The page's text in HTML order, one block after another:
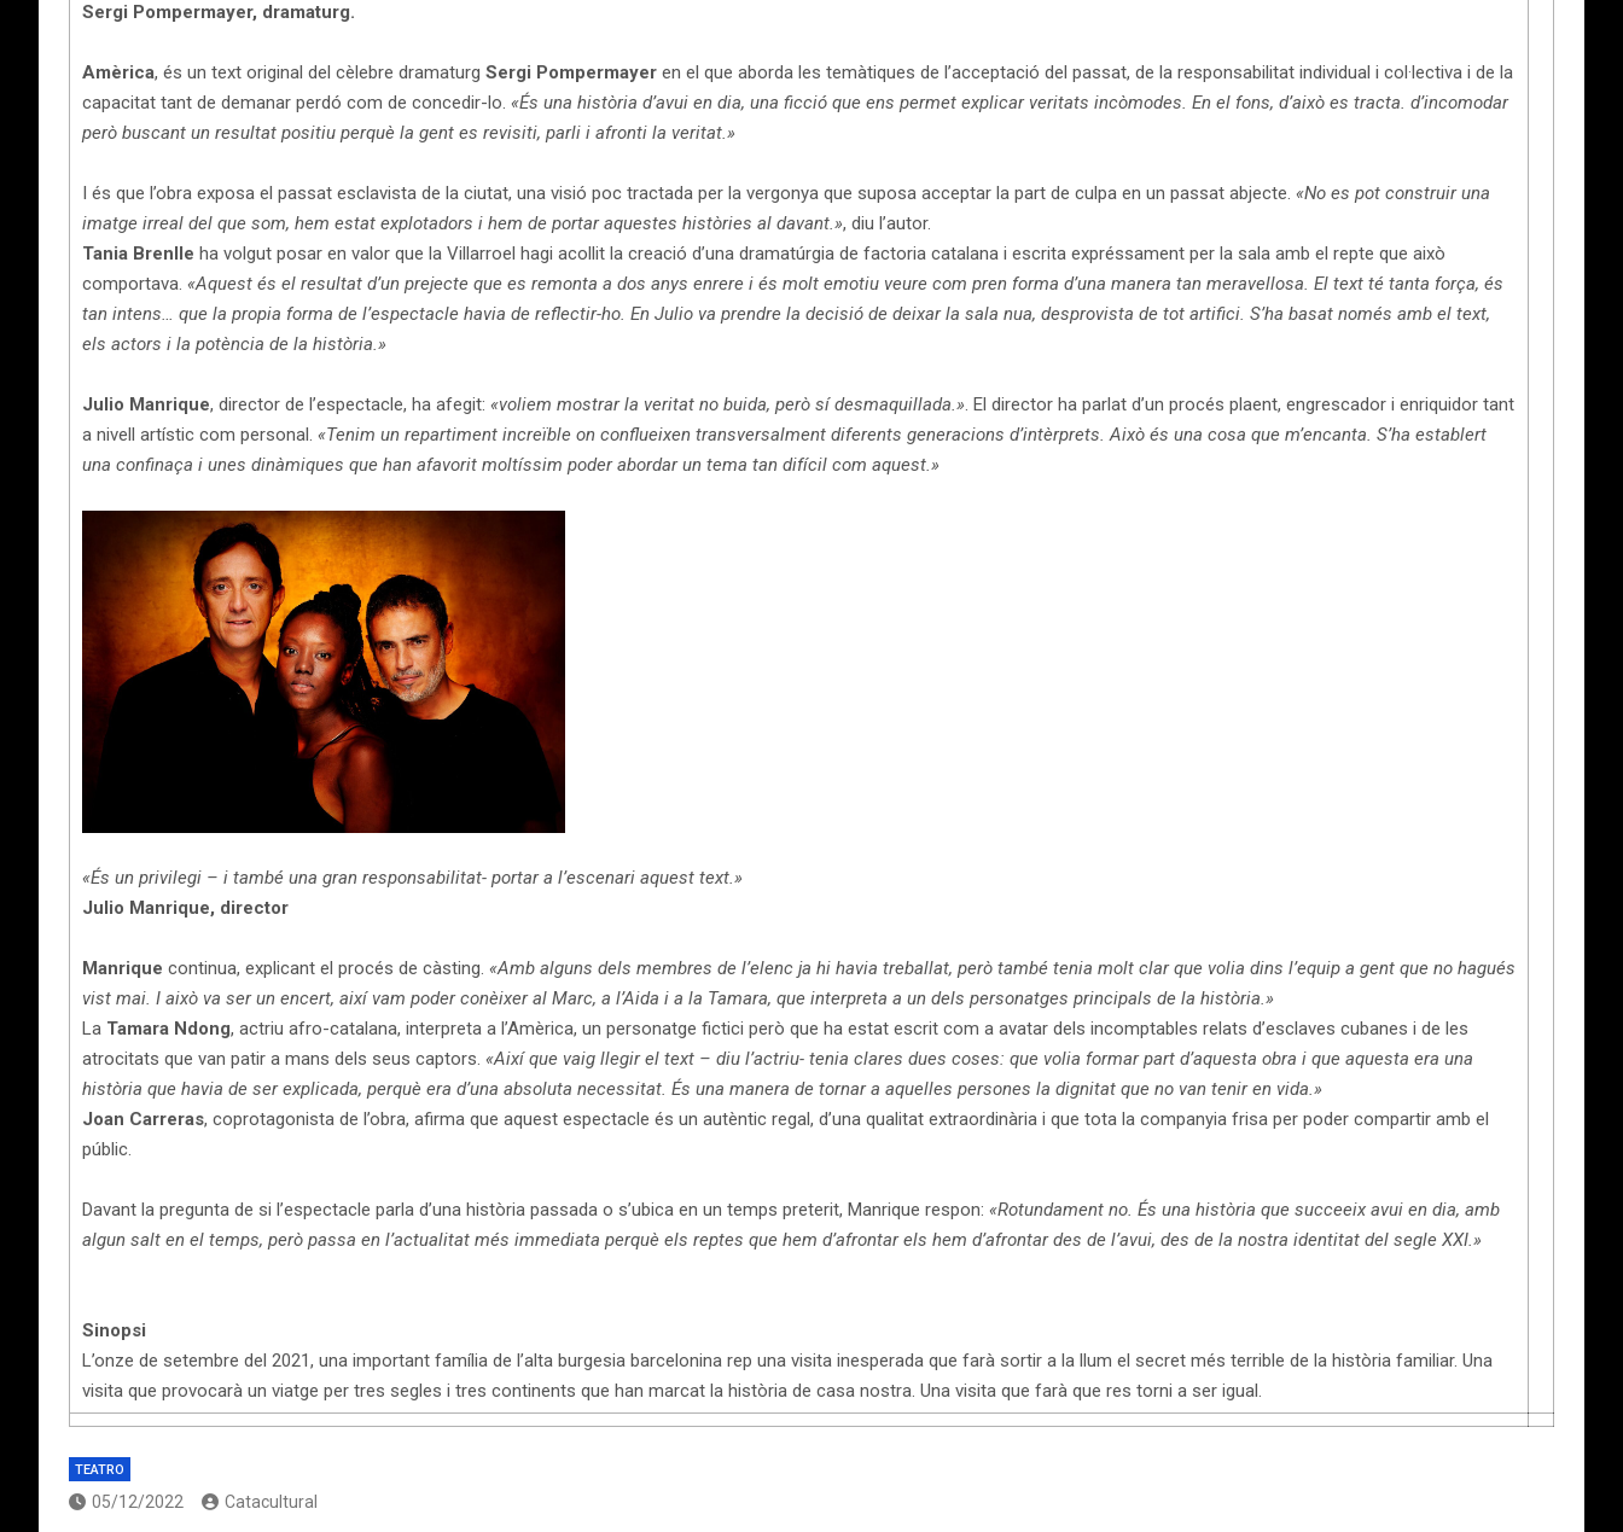
Sergi Pompermayer, dramaturg.
Amèrica, és un text original del cèlebre dramaturg Sergi Pompermayer en el que aborda les temàtiques de l’acceptació del passat, de la responsabilitat individual i col·lectiva i de la
capacitat tant de demanar perdó com de concedir-lo. «És una història d’avui en dia, una ficció que ens permet explicar veritats incòmodes. En el fons, d’això es tracta. d’incomodar
però buscant un resultat positiu perquè la gent es revisiti, parli i afronti la veritat.»
I és que l’obra exposa el passat esclavista de la ciutat, una visió poc tractada per la vergonya que suposa acceptar la part de culpa en un passat abjecte. «No es pot construir una
imatge irreal del que som, hem estat explotadors i hem de portar aquestes històries al davant.», diu l’autor.
Tania Brenlle ha volgut posar en valor que la Villarroel hagi acollit la creació d’una dramatúrgia de factoria catalana i escrita expréssament per la sala amb el repte que això
comportava. «Aquest és el resultat d’un prejecte que es remonta a dos anys enrere i és molt emotiu veure com pren forma d’una manera tan meravellosa. El text té tanta força, és
tan intens… que la propia forma de l’espectacle havia de reflectir-ho. En Julio va prendre la decisió de deixar la sala nua, desprovista de tot artifici. S’ha basat només amb el text,
els actors i la potència de la història.»
Julio Manrique, director de l’espectacle, ha afegit: «voliem mostrar la veritat no buida, però sí desmaquillada.». El director ha parlat d’un procés plaent, engrescador i enriquidor tant
a nivell artístic com personal. «Tenim un repartiment increïble on conflueixen transversalment diferents generacions d’intèrprets. Això és una cosa que m’encanta. S’ha establert
una confinaça i unes dinàmiques que han afavorit moltíssim poder abordar un tema tan difícil com aquest.»
«És un privilegi – i també una gran responsabilitat- portar a l’escenari aquest text.»
Julio Manrique, director
Manrique continua, explicant el procés de càsting. «Amb alguns dels membres de l’elenc ja hi havia treballat, però també tenia molt clar que volia dins l’equip a gent que no hagués
vist mai. I això va ser un encert, així vam poder conèixer al Marc, a l’Aida i a la Tamara, que interpreta a un dels personatges principals de la història.»
La Tamara Ndong, actriu afro-catalana, interpreta a l’Amèrica, un personatge fictici però que ha estat escrit com a avatar dels incomptables relats d’esclaves cubanes i de les
atrocitats que van patir a mans dels seus captors. «Així que vaig llegir el text – diu l’actriu- tenia clares dues coses: que volia formar part d’aquesta obra i que aquesta era una
història que havia de ser explicada, perquè era d’una absoluta necessitat. És una manera de tornar a aquelles persones la dignitat que no van tenir en vida.»
Joan Carreras, coprotagonista de l’obra, afirma que aquest espectacle és un autèntic regal, d’una qualitat extraordinària i que tota la companyia frisa per poder compartir amb el
públic.
Davant la pregunta de si l’espectacle parla d’una història passada o s’ubica en un temps preterit, Manrique respon: «Rotundament no. És una història que succeeix avui en dia, amb
algun salt en el temps, però passa en l’actualitat més immediata perquè els reptes que hem d’afrontar els hem d’afrontar des de l’avui, des de la nostra identitat del segle XXI.»
Sinopsi
L’onze de setembre del 2021, una important família de l’alta burgesia barcelonina rep una visita inesperada que farà sortir a la llum el secret més terrible de la història familiar. Una
visita que provocarà un viatge per tres segles i tres continents que han marcat la història de casa nostra. Una visita que farà que res torni a ser igual.
TEATRO
05/12/2022 Catacultural